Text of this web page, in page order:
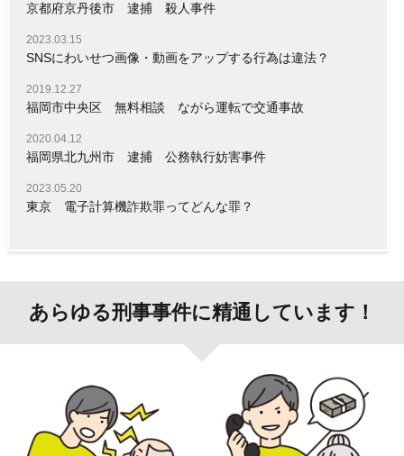
京都府京丹後市 逮捕 殺人事件
2023.03.15
SNSにわいせつ画像・動画をアップする行為は違法？
2019.12.27
福岡市中央区 無料相談 ながら運転で交通事故
2020.04.12
福岡県北九州市 逮捕 公務執行妨害事件
2023.05.20
東京 電子計算機詐欺罪ってどんな罪？
あらゆる刑事事件に精通しています！